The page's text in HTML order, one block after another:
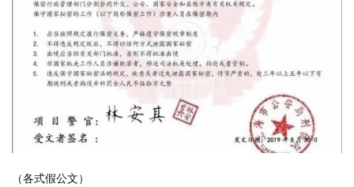
（各式假公文）